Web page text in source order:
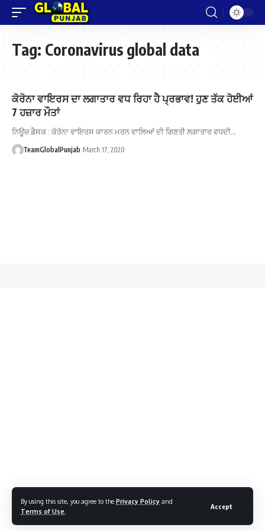
By using this site, you agree to the Privacy Policy and
Terms of Use
Accept
Tag: Coronavirus global data
ਕੋਰੋਨਾ ਵਾਇਰਸ ਦਾ ਲਗਾਤਾਰ ਵਧ ਰਿਹਾ ਹੈ ਪ੍ਰਭਾਵ! ਹੁਣ ਤੱਕ ਹੋਈਆਂ
7 ਹਜ਼ਾਰ ਮੌਤਾਂ
ਨਿਊਜ਼ ਡੈਸਕ : ਕੋਰੋਨਾ ਵਾਇਰਸ ਕਾਰਨ ਮਰਨ ਵਾਲਿਆਂ ਦੀ ਗਿਣਤੀ ਲਗਾਤਾਰ ਵਧਦੀ…
TeamGlobalPunjab March 17, 2020